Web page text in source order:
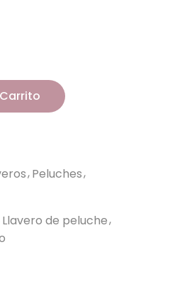
Peluches
Llavero de peluche